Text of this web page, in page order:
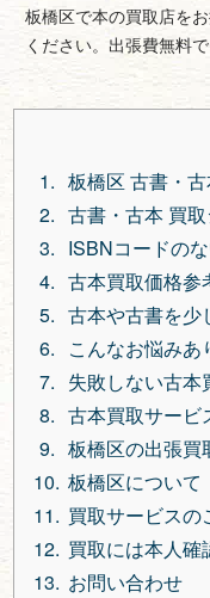
板橋区で本の買取店を
ください。出張費無料
板橋区 古書・
古書・古本 買
ISBNコードの
古本買取価格参
古本や古書を少
こんなお悩みあ
失敗しない古本
古本買取サービ
板橋区の出張買
板橋区について
買取サービスの
買取には本人確
お問い合わせ